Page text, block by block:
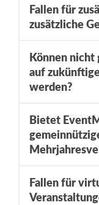
Fallen für
zusätzliche
Können nicht
auf
werden?
Bietet
Fallen für